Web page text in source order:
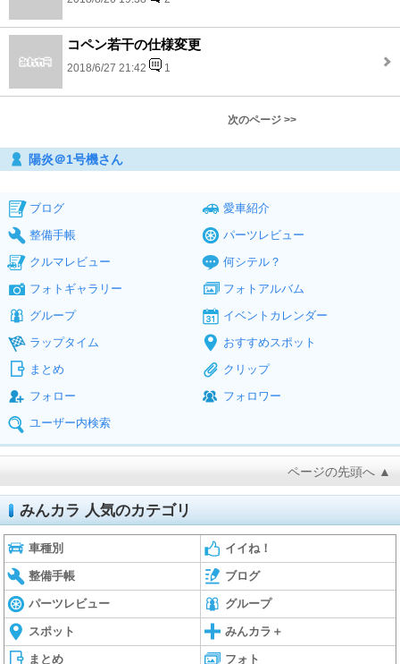
コペン若干の仕様変更
2018/6/27 21:42 1
次のページ >>
陽炎＠1号機さん
ブログ
愛車紹介
整備手帳
パーツレビュー
クルマレビュー
何シテル？
フォトギャラリー
フォトアルバム
グループ
イベントカレンダー
ラップタイム
おすすめスポット
まとめ
クリップ
フォロー
フォロワー
ユーザー内検索
ページの先頭へ ▲
みんカラ 人気のカテゴリ
車種別 イイね！
整備手帳 ブログ
パーツレビュー グループ
スポット みんカラ＋
まとめ フォト